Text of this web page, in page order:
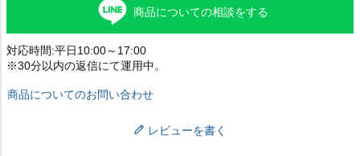
商品についての相談をする
対応時間:平日10:00～17:00
※30分以内の返信にて運用中。
商品についてのお問い合わせ
レビューを書く